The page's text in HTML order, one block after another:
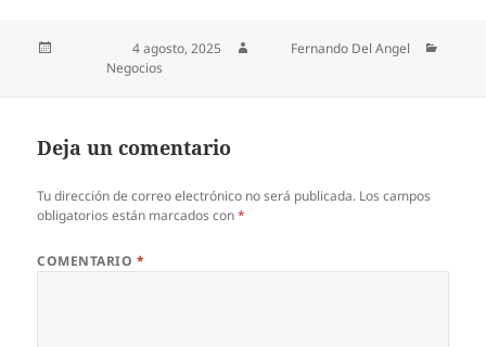
Publicado el4 agosto, 2025
Fernando Del Angel
Negocios
Deja un comentario
Tu dirección de correo electrónico no será publicada. Los campos
obligatorios están marcados con*
COMENTARIO *